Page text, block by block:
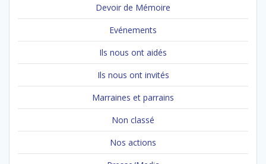
Devoir de Mémoire
Evénements
Ils nous ont aidés
Ils nous ont invités
Marraines et parrains
Non classé
Nos actions